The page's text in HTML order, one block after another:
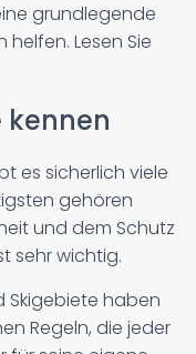
grundlegende
Lesen Sie
kennen
es sicherlich viele
gehören
und dem Schutz
sehr wichtig.
Skigebiete haben
Regeln, die jeder